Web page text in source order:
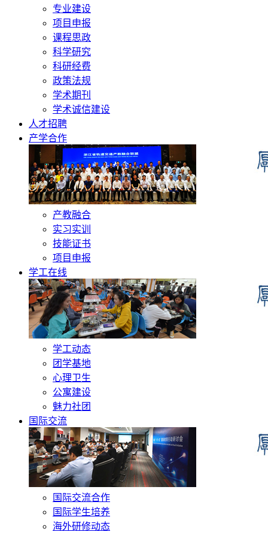
专业建设
项目申报
课程思政
科学研究
科研经费
政策法规
学术期刊
学术诚信建设
人才招聘
产学合作
产教融合
实习实训
技能证书
项目申报
学工在线
学工动态
团学基地
心理卫生
公寓建设
魅力社团
国际交流
国际交流合作
国际学生培养
海外研修动态